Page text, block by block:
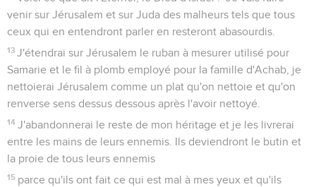
venir sur Jérusalem et sur Juda des malheurs tels que tous
ceux qui en entendront parler en resteront abasourdis.
13 J'étendrai sur Jérusalem le ruban à mesurer utilisé pour
Samarie et le fil à plomb employé pour la famille d'Achab, je
nettoierai Jérusalem comme un plat qu'on nettoie et qu'on
renverse sens dessus dessous après l'avoir nettoyé.
14 J'abandonnerai le reste de mon héritage et je les livrerai
entre les mains de leurs ennemis. Ils deviendront le butin et
la proie de tous leurs ennemis
15 parce qu'ils ont fait ce qui est mal à mes yeux et qu'ils